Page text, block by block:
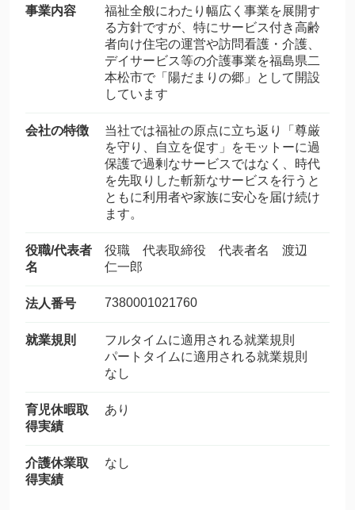
事業内容
福祉全般にわたり幅広く事業を展開す
る方針ですが、特にサービス付き高齢
者向け住宅の運営や訪問看護・介護、
デイサービス等の介護事業を福島県二
本松市で「陽だまりの郷」として開設
しています
会社の特徴
当社では福祉の原点に立ち返り「尊厳
を守り、自立を促す」をモットーに過
保護で過剰なサービスではなく、時代
を先取りした斬新なサービスを行うと
ともに利用者や家族に安心を届け続け
ます。
役職/代表者
名
役職 代表取締役 代表者名 渡辺
仁一郎
法人番号 7380001021760
就業規則
フルタイムに適用される就業規則
パートタイムに適用される就業規則
なし
育児休暇取
得実績
あり
介護休業取
得実績
なし